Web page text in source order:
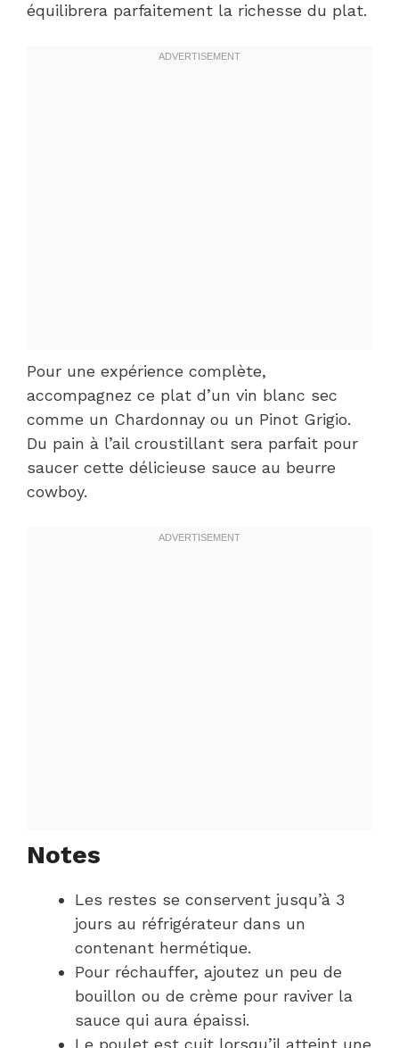
équilibrera parfaitement la richesse du plat.
Pour une expérience complète,
accompagnez ce plat d’un vin blanc sec
comme un Chardonnay ou un Pinot Grigio.
Du pain à l’ail croustillant sera parfait pour
saucer cette délicieuse sauce au beurre
cowboy.
Notes
Les restes se conservent jusqu’à 3
jours au réfrigérateur dans un
contenant hermétique.
Pour réchauffer, ajoutez un peu de
bouillon ou de crème pour raviver la
sauce qui aura épaissi.
Le poulet est cuit lorsqu’il atteint une